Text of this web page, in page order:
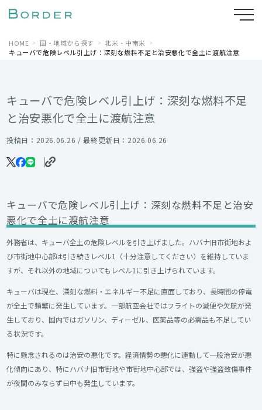
HOME 国・地域から探す
北米・中南米
キューバで危険レベル引上げ：深刻な燃料不足と治安悪化で全土に渡航注意
キューバで危険レベル引上げ：深刻な燃料不足
と治安悪化で全土に渡航注意
投稿日：2026.06.26 / 最終更新日：2026.06.26
キューバで危険レベル引上げ：深刻な燃料不足と治安
悪化で全土に渡航注意
外務省は、キューバ全土の危険レベルを引き上げました。ハバナ旧市街地およ
び市街地中心部は引き続きレベル1（十分注意してください）を維持していま
すが、それ以外の地域についてもレベル1に引き上げられています。
キューバは現在、深刻な燃料・エネルギー不足に直面しており、長時間の停電
が全土で頻繁に発生しています。一部航空会社ではフライトの減便や欠航が発
生しており、国内ではガソリン、ディーゼル、医薬品等の必需品も不足してい
る状況です。
特に懸念されるのは治安の悪化です。経済情勢の悪化に連動して一般治安が悪
化傾向にあり、特にハバナ旧市街地や市街地中心部では、強盗や強盗致傷事件
が夜間のみならず日中も発生しています。